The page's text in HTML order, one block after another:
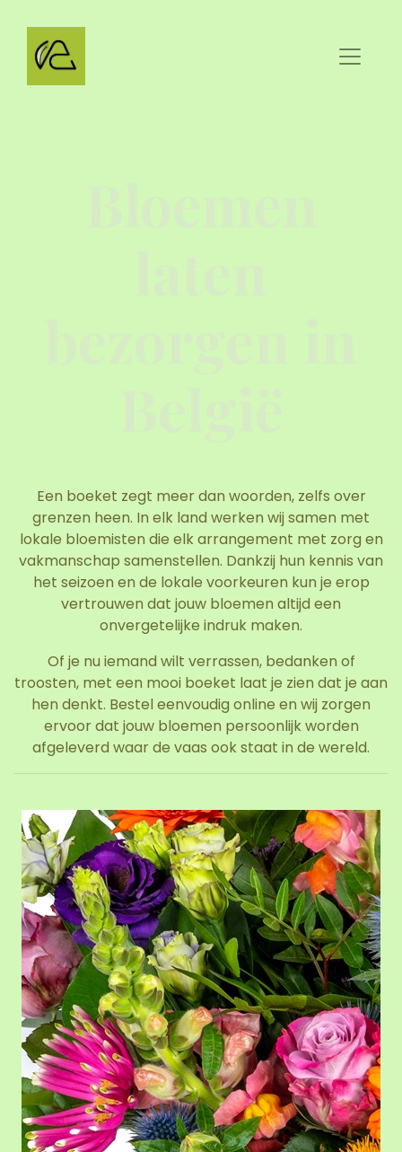
Een boeket zegt meer dan woorden, zelfs over
grenzen heen. In elk land werken wij samen met
lokale bloemisten die elk arrangement met zorg en
vakmanschap samenstellen. Dankzij hun kennis van
het seizoen en de lokale voorkeuren kun je erop
vertrouwen dat jouw bloemen altijd een
onvergetelijke indruk maken.
Of je nu iemand wilt verrassen, bedanken of
troosten, met een mooi boeket laat je zien dat je aan
hen denkt. Bestel eenvoudig online en wij zorgen
ervoor dat jouw bloemen persoonlijk worden
afgeleverd waar de vaas ook staat in de wereld.